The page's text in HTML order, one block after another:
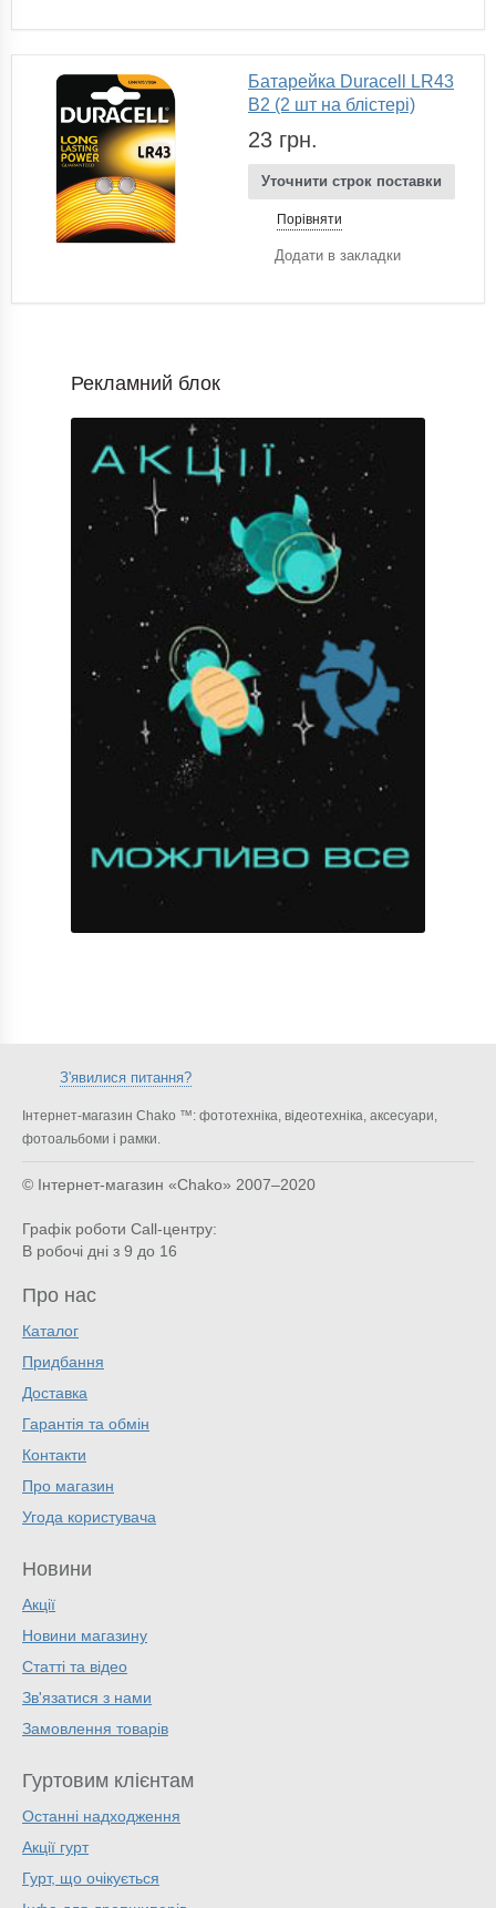
Батарейка Duracell LR43
B2 (2 шт на блістері)
23 грн.
Уточнити строк поставки
Порівняти
Додати в закладки
Рекламний блок
З'явилися питання?
Інтернет-магазин Chako ™: фототехніка, відеотехніка, аксесуари,
фотоальбоми і рамки.
© Інтернет-магазин «Chako» 2007–2020
Графік роботи Call-центру:
В робочі дні з 9 до 16
Про нас
Каталог
Придбання
Доставка
Гарантія та обмін
Контакти
Про магазин
Угода користувача
Новини
Акції
Новини магазину
Статті та відео
Зв'язатися з нами
Замовлення товарів
Гуртовим клієнтам
Останні надходження
Акції гурт
Гурт, що очікується